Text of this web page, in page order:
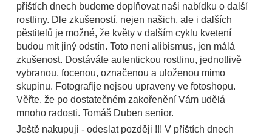
příštích dnech budeme doplňovat naši nabídku o další
rostliny. Dle zkušeností, nejen našich, ale i dalších
pěstitelů je možné, že květy v dalším cyklu kvetení
budou mít jiný odstín. Toto není alibismus, jen málá
zkušenost. Dostáváte autentickou rostlinu, jednotlivě
vybranou, focenou, označenou a uloženou mimo
skupinu. Fotografije nejsou upraveny ve fotoshopu.
Věřte, že po dostatečném zakořenění Vám udělá
mnoho radosti. Tomáš Duben senior.
Ještě nakupuji - odeslat později !!! V příštích dnech